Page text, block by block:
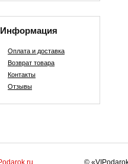
Информация
Оплата и доставка
Возврат товара
Контакты
Отзывы
©